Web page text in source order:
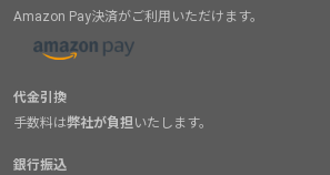
Amazon Pay決済がご利用いただけます。
代金引換
手数料は弊社が負担いたします。
銀行振込